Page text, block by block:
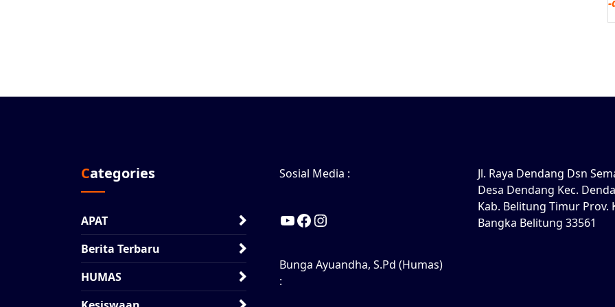
Categories
APAT
Berita Terbaru
HUMAS
Sosial Media :
YouTube
Facebook
Bunga Ayuandha, S.Pd (Humas)
:
Jl. Raya Dendang Dsn
Desa Dendang Kec.
Kab. Belitung Timur Prov.
Bangka Belitung 33561